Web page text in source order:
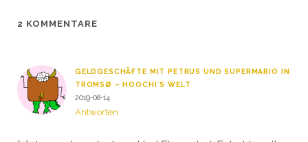
2 KOMMENTARE
GELDGESCHÄFTE MIT PETRUS UND SUPERMARIO IN
TROMSØ – HOOCHI´S WELT
2019-08-14
Antworten